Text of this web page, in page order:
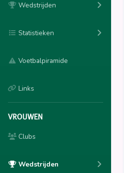
Wedstrijden
Statistieken
Voetbalpiramide
Links
VROUWEN
Clubs
Wedstrijden